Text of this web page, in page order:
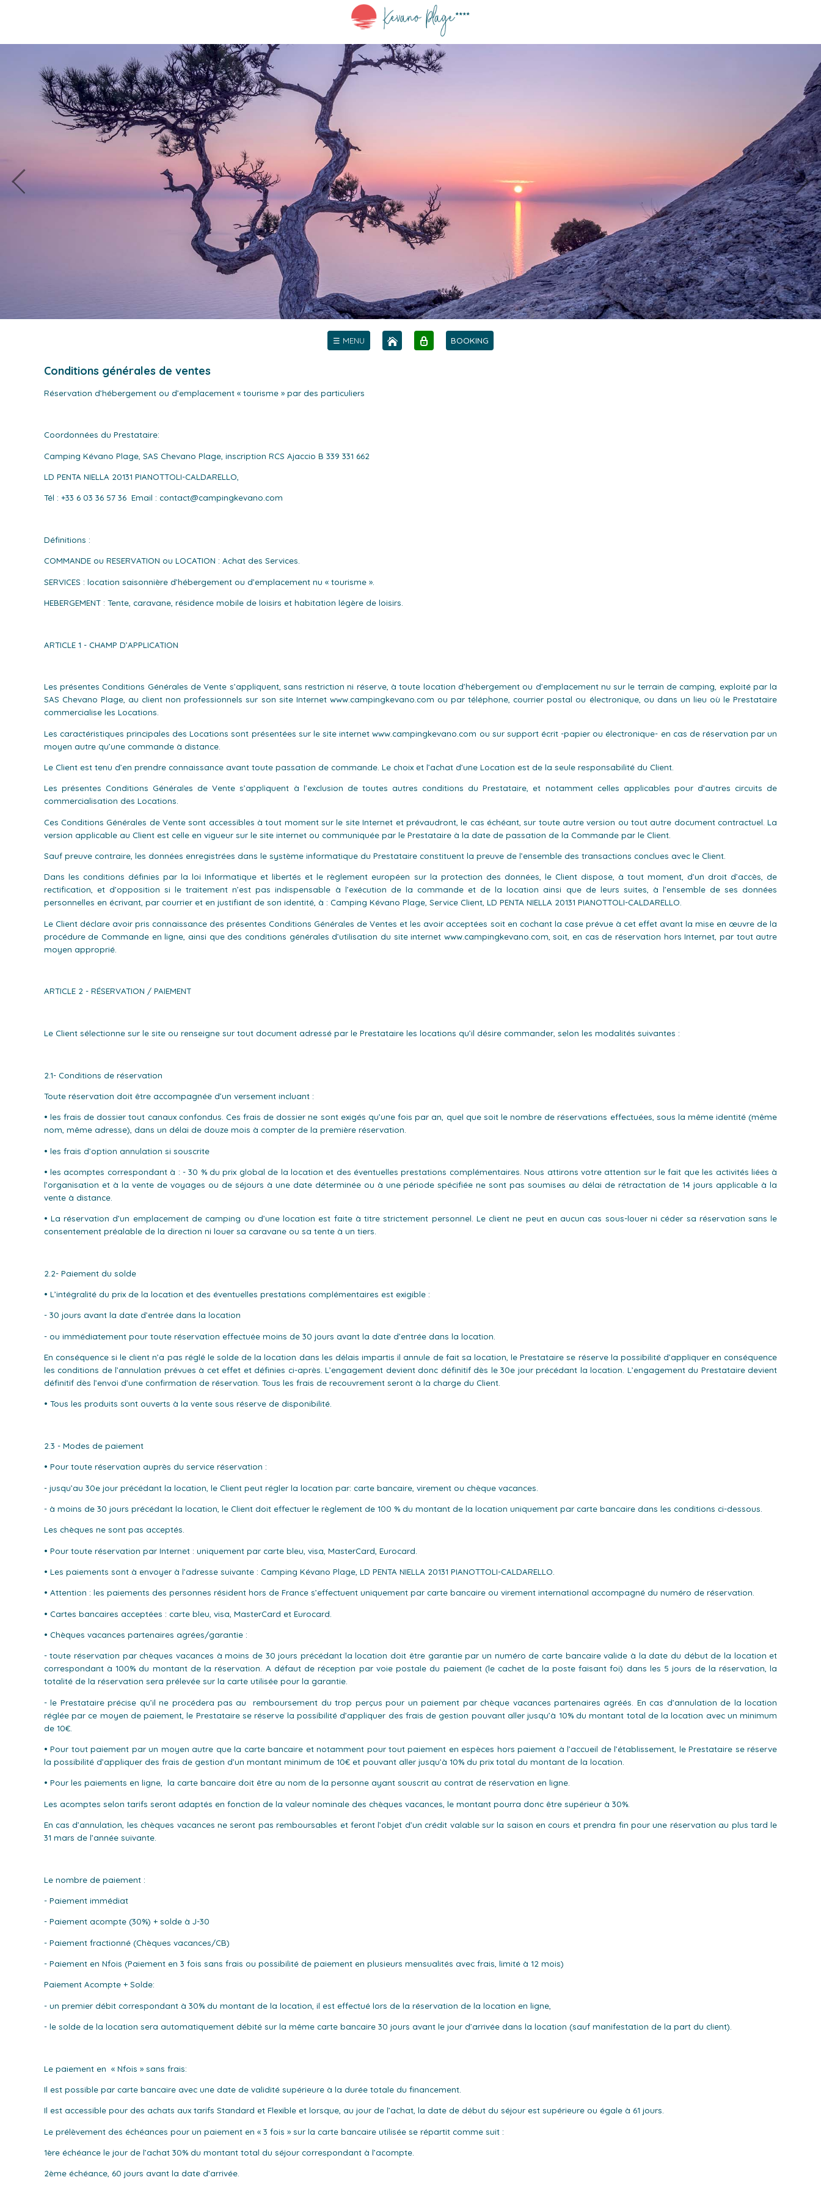
☰ MENU BOOKING
Conditions générales de ventes
Réservation d’hébergement ou d’emplacement « tourisme » par des particuliers
Coordonnées du Prestataire:
Camping Kévano Plage, SAS Chevano Plage, inscription RCS Ajaccio B 339 331 662
LD PENTA NIELLA 20131 PIANOTTOLI-CALDARELLO,
Tél : +33 6 03 36 57 36 Email : contact@campingkevano.com
Définitions :
COMMANDE ou RESERVATION ou LOCATION : Achat des Services.
SERVICES : location saisonnière d’hébergement ou d’emplacement nu « tourisme ».
HEBERGEMENT : Tente, caravane, résidence mobile de loisirs et habitation légère de loisirs.
ARTICLE 1 - CHAMP D’APPLICATION
Les présentes Conditions Générales de Vente s’appliquent, sans restriction ni réserve, à toute location d’hébergement ou d’emplacement nu sur le terrain de camping, exploité par la
SAS Chevano Plage, au client non professionnels sur son site Internet www.campingkevano.com ou par téléphone, courrier postal ou électronique, ou dans un lieu où le Prestataire
commercialise les Locations.
Les caractéristiques principales des Locations sont présentées sur le site internet www.campingkevano.com ou sur support écrit -papier ou électronique- en cas de réservation par un
moyen autre qu’une commande à distance.
Le Client est tenu d’en prendre connaissance avant toute passation de commande. Le choix et l’achat d’une Location est de la seule responsabilité du Client.
Les présentes Conditions Générales de Vente s’appliquent à l’exclusion de toutes autres conditions du Prestataire, et notamment celles applicables pour d’autres circuits de
commercialisation des Locations.
Ces Conditions Générales de Vente sont accessibles à tout moment sur le site Internet et prévaudront, le cas échéant, sur toute autre version ou tout autre document contractuel. La
version applicable au Client est celle en vigueur sur le site internet ou communiquée par le Prestataire à la date de passation de la Commande par le Client.
Sauf preuve contraire, les données enregistrées dans le système informatique du Prestataire constituent la preuve de l’ensemble des transactions conclues avec le Client.
Dans les conditions définies par la loi Informatique et libertés et le règlement européen sur la protection des données, le Client dispose, à tout moment, d’un droit d’accès, de
rectification, et d’opposition si le traitement n’est pas indispensable à l’exécution de la commande et de la location ainsi que de leurs suites, à l’ensemble de ses données
personnelles en écrivant, par courrier et en justifiant de son identité, à : Camping Kévano Plage, Service Client, LD PENTA NIELLA 20131 PIANOTTOLI-CALDARELLO.
Le Client déclare avoir pris connaissance des présentes Conditions Générales de Ventes et les avoir acceptées soit en cochant la case prévue à cet effet avant la mise en œuvre de la
procédure de Commande en ligne, ainsi que des conditions générales d’utilisation du site internet www.campingkevano.com, soit, en cas de réservation hors Internet, par tout autre
moyen approprié.
ARTICLE 2 - RÉSERVATION / PAIEMENT
Le Client sélectionne sur le site ou renseigne sur tout document adressé par le Prestataire les locations qu’il désire commander, selon les modalités suivantes :
2.1- Conditions de réservation
Toute réservation doit être accompagnée d’un versement incluant :
• les frais de dossier tout canaux confondus. Ces frais de dossier ne sont exigés qu’une fois par an, quel que soit le nombre de réservations effectuées, sous la même identité (même
nom, même adresse), dans un délai de douze mois à compter de la première réservation.
• les frais d’option annulation si souscrite
• les acomptes correspondant à : - 30 % du prix global de la location et des éventuelles prestations complémentaires. Nous attirons votre attention sur le fait que les activités liées à
l’organisation et à la vente de voyages ou de séjours à une date déterminée ou à une période spécifiée ne sont pas soumises au délai de rétractation de 14 jours applicable à la
vente à distance.
• La réservation d’un emplacement de camping ou d’une location est faite à titre strictement personnel. Le client ne peut en aucun cas sous-louer ni céder sa réservation sans le
consentement préalable de la direction ni louer sa caravane ou sa tente à un tiers.
2.2- Paiement du solde
• L’intégralité du prix de la location et des éventuelles prestations complémentaires est exigible :
- 30 jours avant la date d’entrée dans la location
- ou immédiatement pour toute réservation effectuée moins de 30 jours avant la date d’entrée dans la location.
En conséquence si le client n’a pas réglé le solde de la location dans les délais impartis il annule de fait sa location, le Prestataire se réserve la possibilité d’appliquer en conséquence
les conditions de l’annulation prévues à cet effet et définies ci-après. L’engagement devient donc définitif dès le 30e jour précédant la location. L’engagement du Prestataire devient
définitif dès l’envoi d’une confirmation de réservation. Tous les frais de recouvrement seront à la charge du Client.
• Tous les produits sont ouverts à la vente sous réserve de disponibilité.
2.3 - Modes de paiement
• Pour toute réservation auprès du service réservation :
- jusqu’au 30e jour précédant la location, le Client peut régler la location par: carte bancaire, virement ou chèque vacances.
- à moins de 30 jours précédant la location, le Client doit effectuer le règlement de 100 % du montant de la location uniquement par carte bancaire dans les conditions ci-dessous.
Les chèques ne sont pas acceptés.
• Pour toute réservation par Internet : uniquement par carte bleu, visa, MasterCard, Eurocard.
• Les paiements sont à envoyer à l’adresse suivante : Camping Kévano Plage, LD PENTA NIELLA 20131 PIANOTTOLI-CALDARELLO.
• Attention : les paiements des personnes résident hors de France s’effectuent uniquement par carte bancaire ou virement international accompagné du numéro de réservation.
• Cartes bancaires acceptées : carte bleu, visa, MasterCard et Eurocard.
• Chèques vacances partenaires agrées/garantie :
- toute réservation par chèques vacances à moins de 30 jours précédant la location doit être garantie par un numéro de carte bancaire valide à la date du début de la location et
correspondant à 100% du montant de la réservation. A défaut de réception par voie postale du paiement (le cachet de la poste faisant foi) dans les 5 jours de la réservation, la
totalité de la réservation sera prélevée sur la carte utilisée pour la garantie.
- le Prestataire précise qu’il ne procédera pas au remboursement du trop perçus pour un paiement par chèque vacances partenaires agréés. En cas d’annulation de la location
réglée par ce moyen de paiement, le Prestataire se réserve la possibilité d’appliquer des frais de gestion pouvant aller jusqu’à 10% du montant total de la location avec un minimum
de 10€.
• Pour tout paiement par un moyen autre que la carte bancaire et notamment pour tout paiement en espèces hors paiement à l’accueil de l’établissement, le Prestataire se réserve
la possibilité d’appliquer des frais de gestion d’un montant minimum de 10€ et pouvant aller jusqu’à 10% du prix total du montant de la location.
• Pour les paiements en ligne, la carte bancaire doit être au nom de la personne ayant souscrit au contrat de réservation en ligne.
Les acomptes selon tarifs seront adaptés en fonction de la valeur nominale des chèques vacances, le montant pourra donc être supérieur à 30%.
En cas d’annulation, les chèques vacances ne seront pas remboursables et feront l’objet d’un crédit valable sur la saison en cours et prendra fin pour une réservation au plus tard le
31 mars de l’année suivante.
Le nombre de paiement :
- Paiement immédiat
- Paiement acompte (30%) + solde à J-30
- Paiement fractionné (Chèques vacances/CB)
- Paiement en Nfois (Paiement en 3 fois sans frais ou possibilité de paiement en plusieurs mensualités avec frais, limité à 12 mois)
Paiement Acompte + Solde:
- un premier débit correspondant à 30% du montant de la location, il est effectué lors de la réservation de la location en ligne,
- le solde de la location sera automatiquement débité sur la même carte bancaire 30 jours avant le jour d’arrivée dans la location (sauf manifestation de la part du client).
Le paiement en « Nfois » sans frais:
Il est possible par carte bancaire avec une date de validité supérieure à la durée totale du financement.
Il est accessible pour des achats aux tarifs Standard et Flexible et lorsque, au jour de l’achat, la date de début du séjour est supérieure ou égale à 61 jours.
Le prélèvement des échéances pour un paiement en « 3 fois » sur la carte bancaire utilisée se répartit comme suit :
1ère échéance le jour de l’achat 30% du montant total du séjour correspondant à l’acompte.
2ème échéance, 60 jours avant la date d’arrivée.